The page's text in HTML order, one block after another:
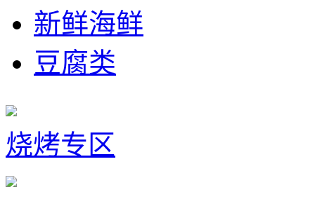
新鲜海鲜
豆腐类
烧烤专区